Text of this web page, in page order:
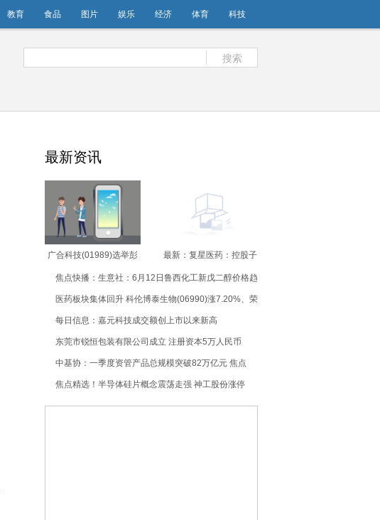
教育 食品 图片 娱乐 经济 体育 科技
搜索
最新资讯
广合科技(01989)选举彭
最新：复星医药：控股子
应症获注册批准
焦点快播：生意社：6月12日鲁西化工新戊二醇价格趋
稳
医药板块集体回升 科伦博泰生物(06990)涨7.20%、荣
昌生物(09995)涨6.53% 焦点消息
每日信息：嘉元科技成交额创上市以来新高
东莞市锐恒包装有限公司成立 注册资本5万人民币
中基协：一季度资管产品总规模突破82万亿元 焦点
焦点精选！半导体硅片概念震荡走强 神工股份涨停